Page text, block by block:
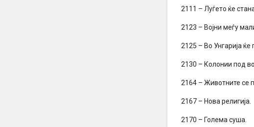
2111 – Луѓето ќе
2123 – Војни меѓу
2125 – Во Унгарија ќе
2130 – Колонии под
2164 – Животните се
2167 – Нова религија.
2170 – Голема суша.